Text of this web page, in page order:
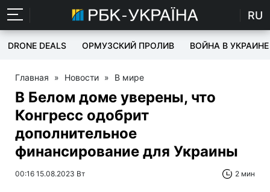
RU
DRONE DEALS ОРМУЗСКИЙ ПРОЛИВ ВОЙНА В УКРАИНЕ
Главная » Новости » В мире
В Белом доме уверены, что
Конгресс одобрит
дополнительное
финансирование для Украины
00:16 15.08.2023 Вт 2 мин